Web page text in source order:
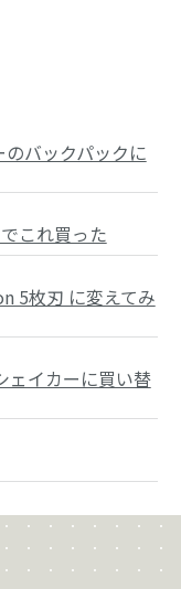
バックパックに
これ買った
5枚刃 に変えてみ
ェイカーに買い替